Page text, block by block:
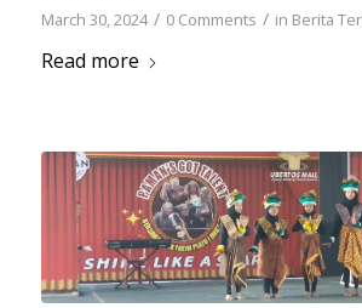
March 30, 2024 / 0 Comments / in Berita
Read more